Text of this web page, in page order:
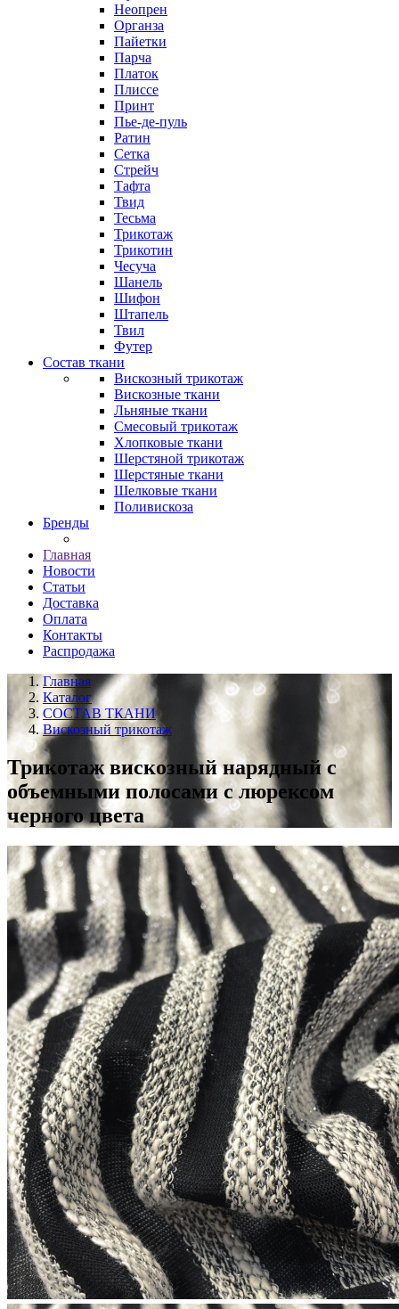
Неопрен
Органза
Пайетки
Парча
Платок
Плиссе
Принт
Пье-де-пуль
Ратин
Сетка
Стрейч
Тафта
Твид
Тесьма
Трикотаж
Трикотин
Чесуча
Шанель
Шифон
Штапель
Твил
Футер
Состав ткани
Вискозный трикотаж
Вискозные ткани
Льняные ткани
Смесовый трикотаж
Хлопковые ткани
Шерстяной трикотаж
Шерстяные ткани
Шелковые ткани
Поливискоза
Бренды
Главная
Новости
Статьи
Доставка
Оплата
Контакты
Распродажа
Главная
Каталог
СОСТАВ ТКАНИ
Вискозный трикотаж
Трикотаж вискозный нарядный с
объемными полосами с люрексом
черного цвета